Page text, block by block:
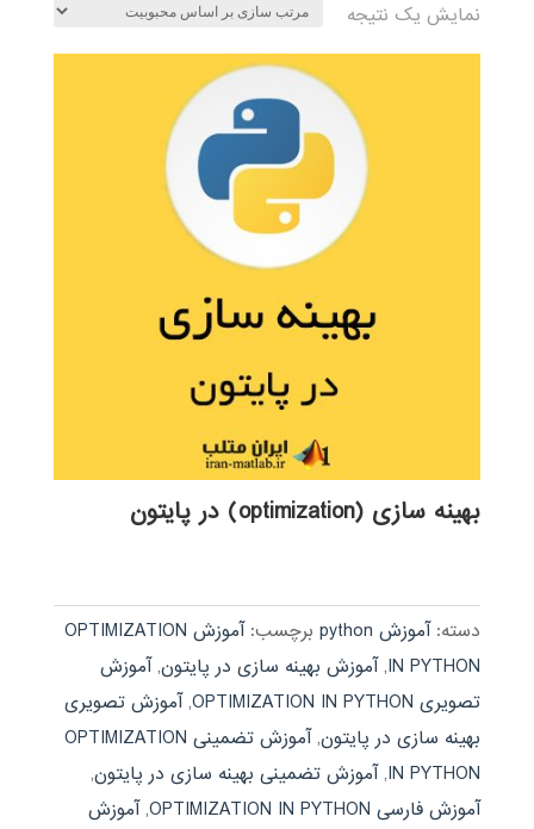
نمایش یک نتیجه
بهینه سازی (optimization) در پایتون
دسته:آموزش python برچسب:
آموزش OPTIMIZATION
IN PYTHON
,آموزش بهینه سازی در پایتون,آموزش
تصویری OPTIMIZATION IN PYTHON
,آموزش تصویری
بهینه سازی در پایتون,
آموزش تضمینی OPTIMIZATION
IN PYTHON
,آموزش تضمینی بهینه سازی در پایتون,
آموزش فارسی OPTIMIZATION IN PYTHON
,آموزش